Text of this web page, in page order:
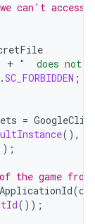
can't access
+ "  does not
.SC_FORBIDDEN ;
=
(),
the game
(
());